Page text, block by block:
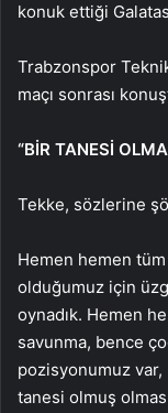
konuk ettiği
Trabzonspor
maçı sonrası
“BİR TANESİ
Tekke, sözlerine
Hemen hemen tüm
olduğumuz için
oynadık. Hemen
savunma, bence
pozisyonumuz var,
tanesi olmuş